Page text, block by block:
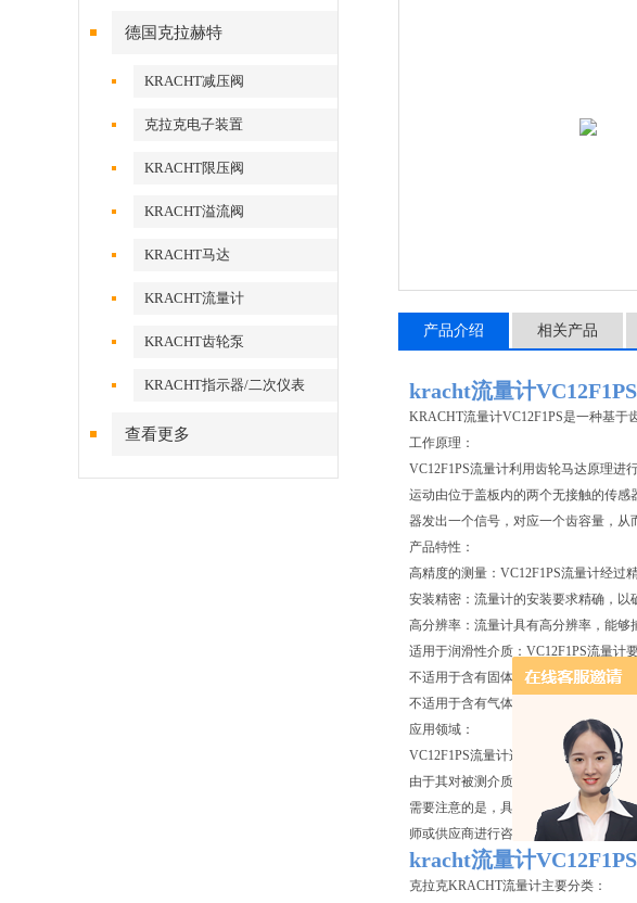
德国克拉赫特
KRACHT减压阀
克拉克电子装置
KRACHT限压阀
KRACHT溢流阀
KRACHT马达
KRACHT流量计
KRACHT齿轮泵
KRACHT指示器/二次仪表
查看更多
产品介绍 相关产品
kracht流量计
KRACHT流量计VC12F1PS是一种基于
工作原理：
VC12F1PS流量计利用齿轮马达原理进
运动由位于盖板内的两个无接触的传
器发出一个信号，对应一个齿容量，从
产品特性：
高精度的测量：VC12F1PS流量计经过
安装精密：流量计的安装要求精确，以
高分辨率：流量计具有高分辨率，能够
适用于润滑性介质：VC12F1PS流量计
不适用于含有固体颗粒的流体：如果被
不适用于含有气体的流体：如果被测液
应用领域：
VC12F1PS流量计适用于各种需要测量
由于其对被测介质的要求较高，因此适
需要注意的是，具体的应用和选型还
师或供应商进行咨询和讨论
kracht流量计
克拉克KRACHT流量计主要分类：